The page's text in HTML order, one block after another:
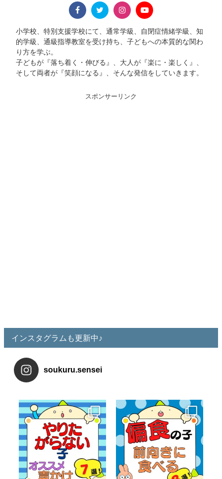
小学校、特別支援学校にて、通常学級、自閉症情緒学級、知
的学級、通級指導教室を受け持ち、子どもへの本質的な関わ
り方を学ぶ。
子どもが『落ち着く・伸びる』、大人が『楽に・楽しく』、
そして両者が『笑顔になる』、そんな発信をしていきます。
スポンサーリンク
インスタグラムも更新中♪
soukuru.sensei